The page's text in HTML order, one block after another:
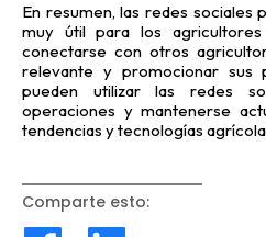
En resumen, las redes sociales
muy útil para los
conectarse con otros
relevante y promocionar sus
pueden utilizar las redes
operaciones y mantenerse
tendencias y tecnologías
Comparte esto: